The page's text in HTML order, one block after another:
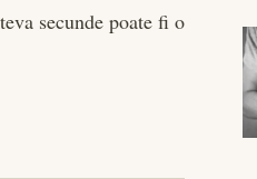
secunde poate fi o